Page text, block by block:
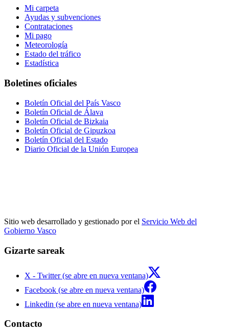
Mi carpeta
Ayudas y subvenciones
Contrataciones
Mi pago
Meteorología
Estado del tráfico
Estadística
Boletines oficiales
Boletín Oficial del País Vasco
Boletín Oficial de Álava
Boletín Oficial de Bizkaia
Boletín Oficial de Gipuzkoa
Boletín Oficial del Estado
Diario Oficial de la Unión Europea
Sitio web desarrollado y gestionado por el Servicio Web del
Gobierno Vasco
Gizarte sareak
X - Twitter (se abre en nueva ventana)
Facebook (se abre en nueva ventana)
Linkedin (se abre en nueva ventana)
Contacto